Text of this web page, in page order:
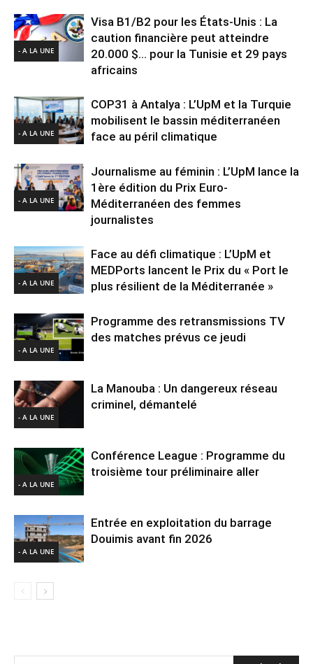
- A LA UNE
Visa B1/B2 pour les États-Unis : La
caution financière peut atteindre
20.000 $… pour la Tunisie et 29 pays
africains
- A LA UNE
COP31 à Antalya : L’UpM et la Turquie
mobilisent le bassin méditerranéen
face au péril climatique
- A LA UNE
Journalisme au féminin : L’UpM lance la
1ère édition du Prix Euro-
Méditerranéen des femmes
journalistes
- A LA UNE
Face au défi climatique : L’UpM et
MEDPorts lancent le Prix du « Port le
plus résilient de la Méditerranée »
- A LA UNE
Programme des retransmissions TV
des matches prévus ce jeudi
- A LA UNE
La Manouba : Un dangereux réseau
criminel, démantelé
- A LA UNE
Conférence League : Programme du
troisième tour préliminaire aller
- A LA UNE
Entrée en exploitation du barrage
Douimis avant fin 2026